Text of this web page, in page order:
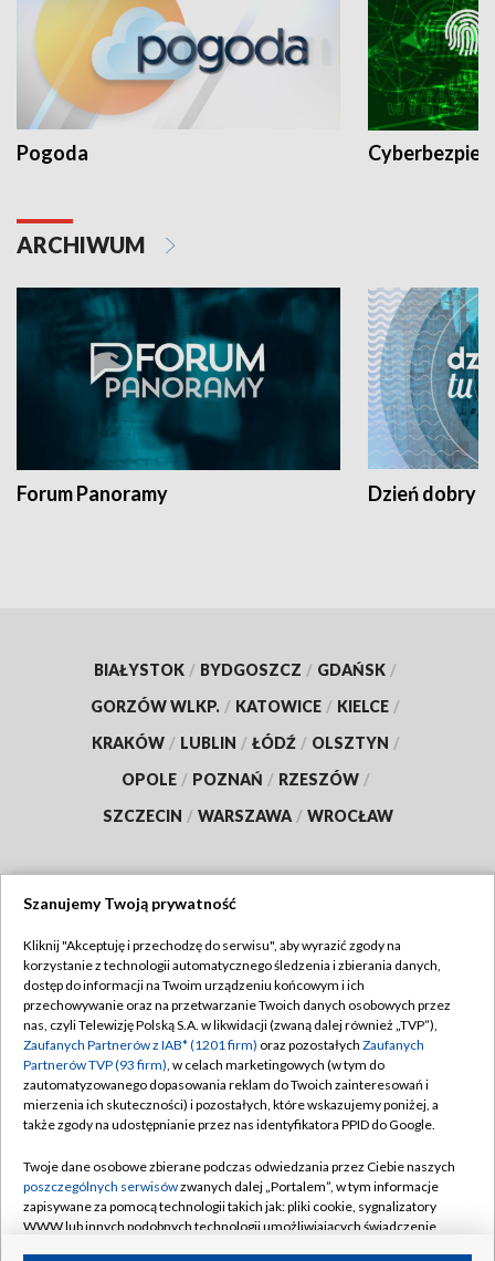
Pogoda
ARCHIWUM
Forum Panoramy Dzień dobry
BIAŁYSTOK / BYDGOSZCZ / GDAŃSK /
GORZÓW WLKP. / KATOWICE / KIELCE /
KRAKÓW / LUBLIN / ŁÓDŹ / OLSZTYN /
OPOLE / POZNAŃ / RZESZÓW /
SZCZECIN / WARSZAWA / WROCŁAW
TVP
Abonament TVP
Emisja w TVP
Centrum informacji TVP
Naziemna Telewizja Cyfrowa
Rada Programowa
System NOS
Informacje o nadawcy
Regulamin TVP
Polityka prywatności
Moje zgody
Pomoc
Kontakt
Szanujemy Twoją prywatność
Kliknij "Akceptuję i przechodzę do serwisu", aby wyrazić zgody na
korzystanie z technologii automatycznego śledzenia i zbierania danych,
dostęp do informacji na Twoim urządzeniu końcowym i ich
przechowywanie oraz na przetwarzanie Twoich danych osobowych przez
nas, czyli Telewizję Polską S.A. w likwidacji (zwaną dalej również „TVP”),
Zaufanych Partnerów z IAB* (1201 firm) oraz pozostałych Zaufanych
Partnerów TVP (93 firm), w celach marketingowych (w tym do
zautomatyzowanego dopasowania reklam do Twoich zainteresowań i
mierzenia ich skuteczności) i pozostałych, które wskazujemy poniżej, a
także zgody na udostępnianie przez nas identyfikatora PPID do Google.
Twoje dane osobowe zbierane podczas odwiedzania przez Ciebie naszych
poszczególnych serwisówzwanych dalej „Portalem”, w tym informacje
zapisywane za pomocą technologii takich jak: pliki cookie, sygnalizatory
WWW lub innych podobnych technologii umożliwiających świadczenie